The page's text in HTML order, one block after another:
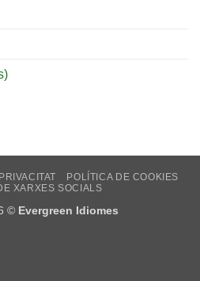
POLÍTICA DE COOKIES
XARXES SOCIALS
© Evergreen Idiomes